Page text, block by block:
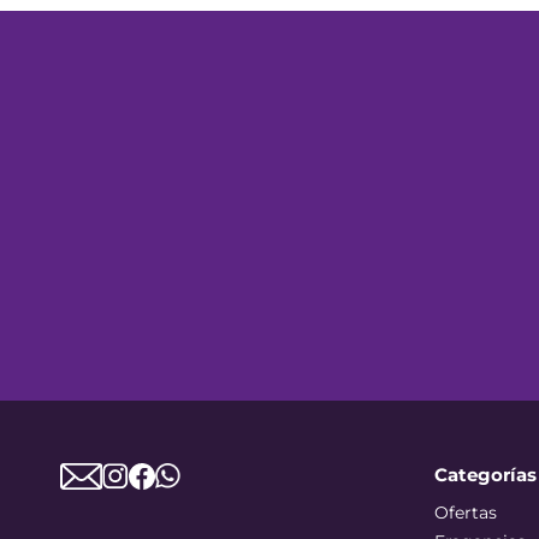
Categorías
Ofertas